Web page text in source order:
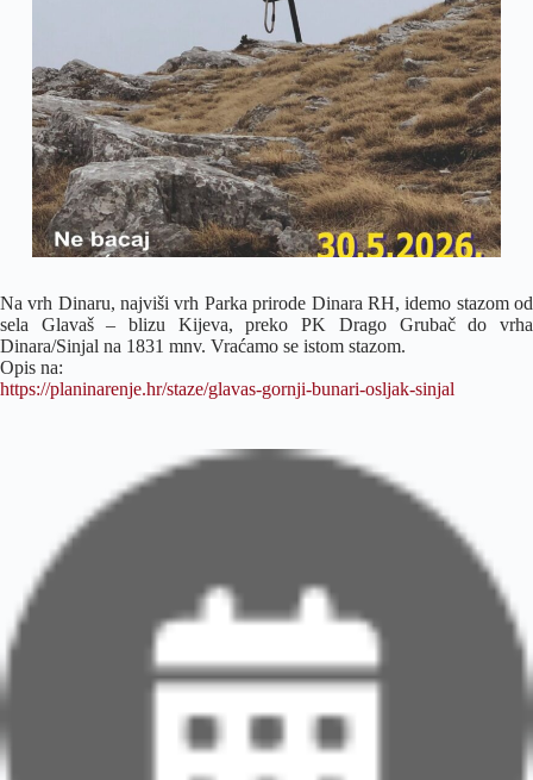
Na vrh Dinaru, najviši vrh Parka prirode Dinara RH, idemo stazom od
sela Glavaš – blizu Kijeva, preko PK Drago Grubač do vrha
Dinara/Sinjal na 1831 mnv. Vraćamo se istom stazom.
Opis na:
https://planinarenje.hr/staze/glavas-gornji-bunari-osljak-sinjal